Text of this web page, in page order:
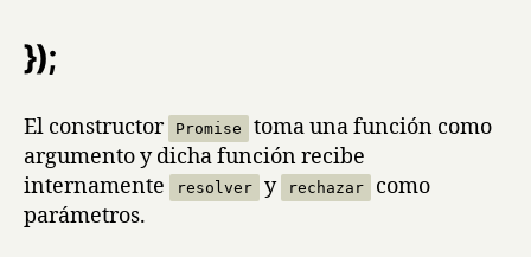
});
El constructor Promise
toma una función como
argumento y dicha función recibe
internamente
resolver y rechazar
como
parámetros.